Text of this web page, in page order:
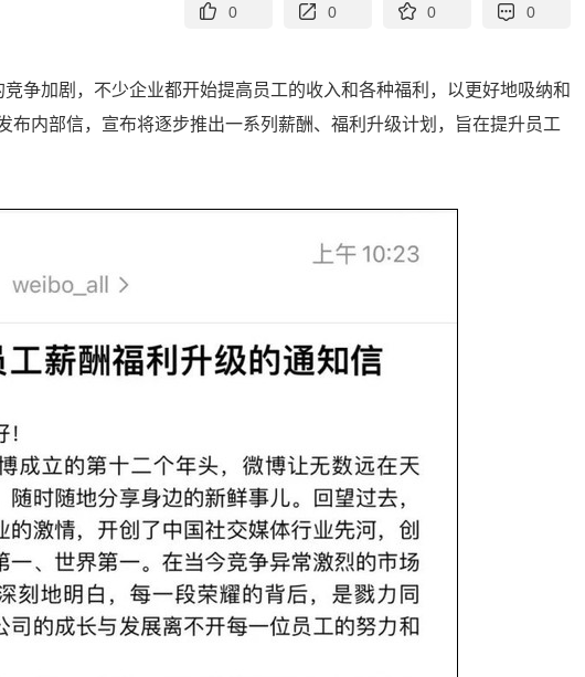
0 0 0 0
争加剧，不少企业都开始提高员工的收入和各种福利，以更好地吸纳和
布内部信，宣布将逐步推出一系列薪酬、福利升级计划，旨在提升员工